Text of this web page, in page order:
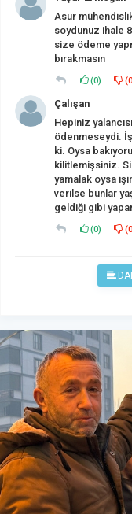
Asur
soydunuz ihale
size ödeme
bırakmasın
(0) (
Çalışan
Hepiniz
ödenmeseydi.
ki. Oysa
kilitlemişsiniz.
yamalak oysa
verilse bunlar
geldiği gibi
(0) (